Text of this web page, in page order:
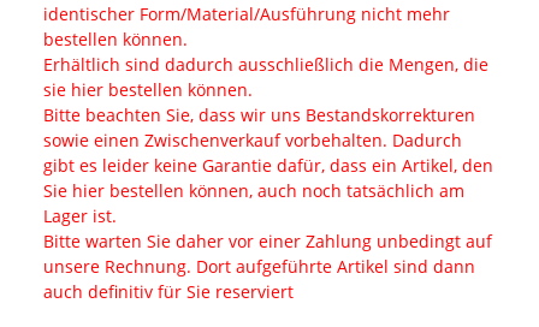
identischer Form/Material/Ausführung nicht mehr
bestellen können.
Erhältlich sind dadurch ausschließlich die Mengen, die
sie hier bestellen können.
Bitte beachten Sie, dass wir uns Bestandskorrekturen
sowie einen Zwischenverkauf vorbehalten. Dadurch
gibt es leider keine Garantie dafür, dass ein Artikel, den
Sie hier bestellen können, auch noch tatsächlich am
Lager ist.
Bitte warten Sie daher vor einer Zahlung unbedingt auf
unsere Rechnung. Dort aufgeführte Artikel sind dann
auch definitiv für Sie reserviert